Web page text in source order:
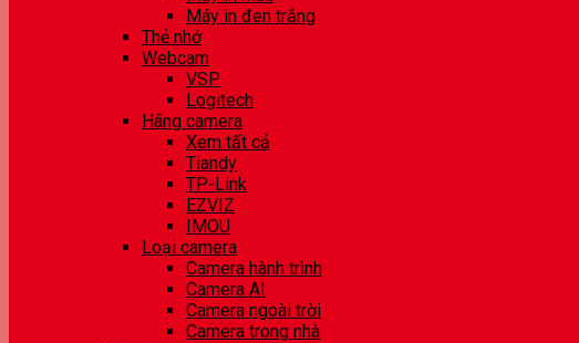
Máy in đen trắng
Thẻ nhớ
Webcam
VSP
Logitech
Hãng camera
Xem tất cả
Tiandy
TP-Link
EZVIZ
IMOU
Loại camera
Camera hành trình
Camera AI
Camera ngoài trời
Camera trong nhà